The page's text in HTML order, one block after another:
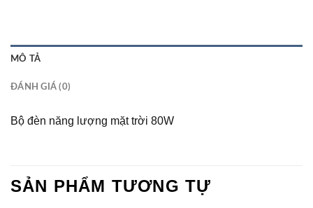
MÔ TẢ
ĐÁNH GIÁ (0)
Bộ đèn năng lượng mặt trời 80W
SẢN PHẨM TƯƠNG TỰ